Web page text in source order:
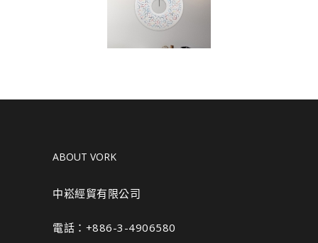
ABOUT VORK
中崧經貿有限公司
電話：+886-3-4906580